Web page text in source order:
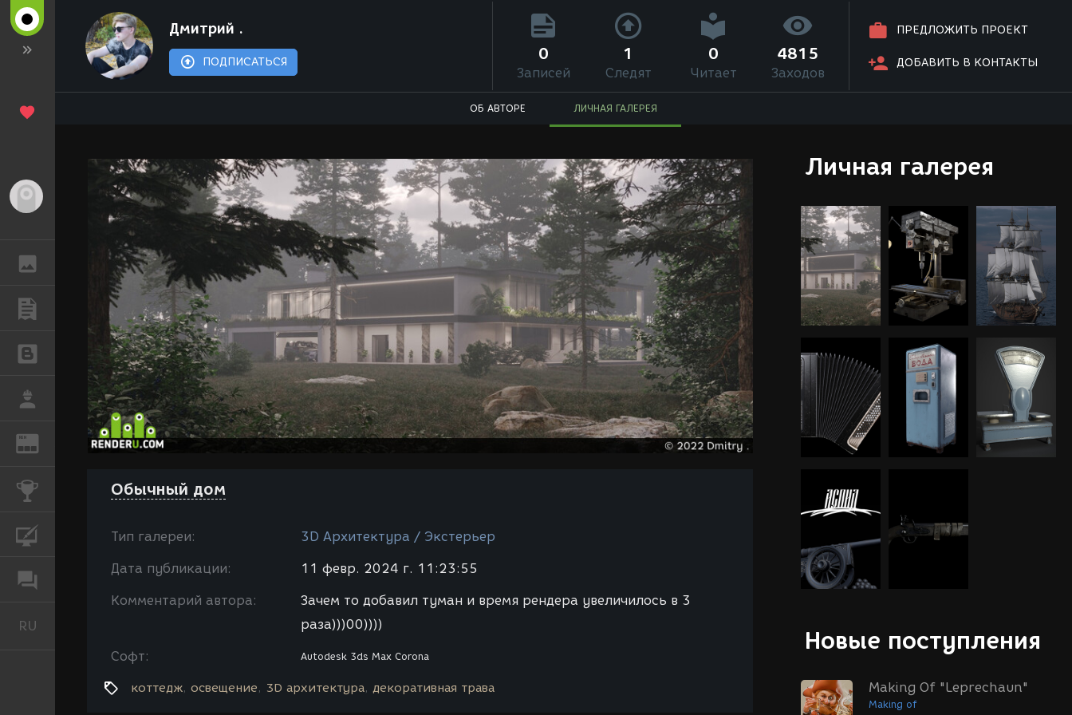
ПУБЛИКАЦИИ
РАБОТА
REN ЖУРНАЛ
КОНКУРСЫ
RU
Дмитрий .
ПОДПИСАТЬСЯ
ПРЕДЛОЖИТЬ ПРОЕКТ
ДОБАВИТЬ В КОНТАКТЫ
0
Записей
1
Следят
0
Читает
4815
Заходов
ОБ АВТОРЕ ЛИЧНАЯ ГАЛЕРЕЯ
Личная галерея
Новые поступления
Making Of "Leprechaun"
Making of
Обычный дом
Тип галереи: 3D Архитектура / Экстерьер
Дата публикации: 11 февр. 2024 г. 11:23:55
Комментарий автора:
Зачем то добавил туман и время рендера увеличилось в 3
раза)))00))))
Софт: Autodesk 3ds MaxCorona
коттедж освещение 3D архитектура декоративная трава